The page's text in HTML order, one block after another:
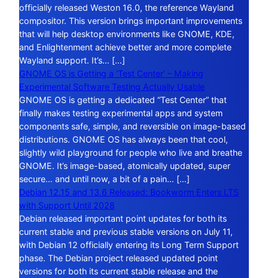
officially released Weston 16.0, the reference Wayland
compositor. This version brings important improvements
that will help desktop environments like GNOME, KDE,
and Enlightenment achieve better and more complete
Wayland support. It’s… […]
GNOME OS is Getting a ‘Test Center’ – Making
Experimental Software Testing Actually Usable
GNOME OS is getting a dedicated “Test Center” that
finally makes testing experimental apps and system
components safe, simple, and reversible on image-based
distributions. GNOME OS has always been that cool,
slightly wild playground for people who live and breathe
GNOME. It’s image-based, atomically updated, super
secure… and until now, a bit of a pain… […]
Debian 12.15 and 13.6 Released: Bookworm Enters LTS
with Support Until 2028
Debian released important point updates for both its
current stable and previous stable versions on July 11,
with Debian 12 officially entering its Long Term Support
phase. The Debian project released updated point
versions for both its current stable release and the